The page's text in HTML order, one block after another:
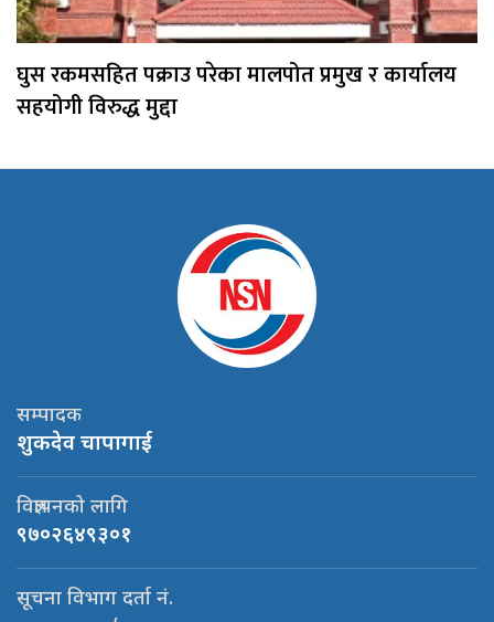
घुस रकमसहित पक्राउ परेका मालपोत प्रमुख र कार्यालय
सहयोगी विरुद्ध मुद्दा
सम्पादक
शुकदेव चापागाई
विज्ञापनको लागि
९७०२६४९३०१
सूचना विभाग दर्ता नं.